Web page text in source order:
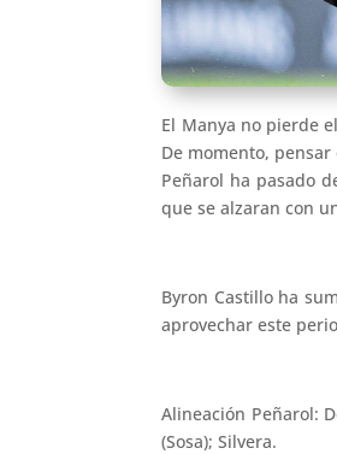
El Manya no pierde
De momento,
Peñarol ha pasado
que se alzaran con
Byron Castillo ha
aprovechar este
Alineación Peñarol:
(Sosa); Silvera.